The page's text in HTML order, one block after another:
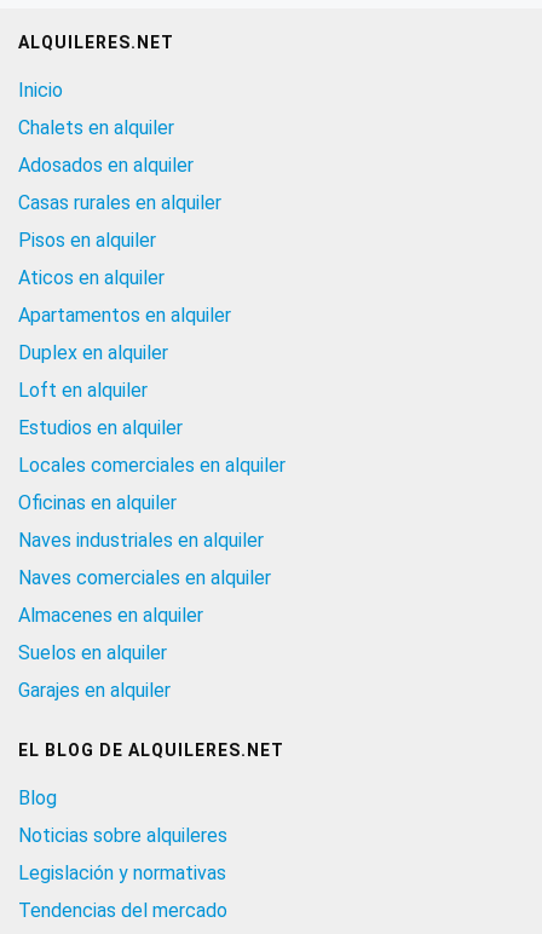
ALQUILERES.NET
Inicio
Chalets en alquiler
Adosados en alquiler
Casas rurales en alquiler
Pisos en alquiler
Aticos en alquiler
Apartamentos en alquiler
Duplex en alquiler
Loft en alquiler
Estudios en alquiler
Locales comerciales en alquiler
Oficinas en alquiler
Naves industriales en alquiler
Naves comerciales en alquiler
Almacenes en alquiler
Suelos en alquiler
Garajes en alquiler
EL BLOG DE ALQUILERES.NET
Blog
Noticias sobre alquileres
Legislación y normativas
Tendencias del mercado